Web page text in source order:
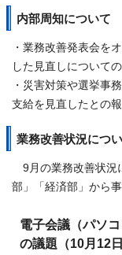
内部周知について
・業務改善発表会を
した見直しについて
・災害対策や選挙事
支給を見直したとの
業務改善状況につ
9月の業務改善状況
部」「経済部」から
電子会議（パソ
の議題（10月12